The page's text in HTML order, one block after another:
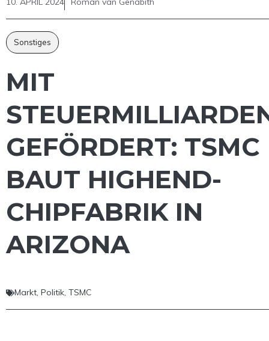
Sonstiges
MIT
GEFÖRDERT: TSMC
BAUT HIGHEND-
CHIPFABRIK IN
ARIZONA
Markt, Politik, TSMC